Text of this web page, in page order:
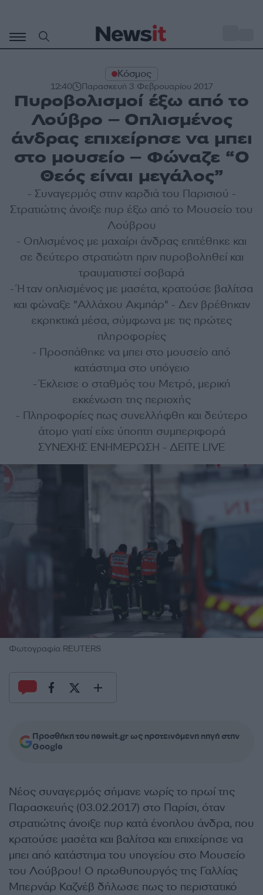
περιεχόμενο
Κόσμος
12:40 Παρασκευή 3 Φεβρουαρίου 2017
Πυροβολισμοί έξω από το
Λούβρο – Οπλισμένος
άνδρας επιχείρησε να μπει
στο μουσείο – Φώναζε “Ο
Θεός είναι μεγάλος”
- Συναγερμός στην καρδιά του Παρισιού -
Στρατιώτης άνοιξε πυρ έξω από το Μουσείο του
Λούβρου
- Οπλισμένος με μαχαίρι άνδρας επιτέθηκε και
σε δεύτερο στρατιώτη πριν πυροβοληθεί και
τραυματιστεί σοβαρά
- Ήταν οπλισμένος με μασέτα, κρατούσε βαλίτσα
και φώναξε "Αλλάχου Ακμπάρ" - Δεν βρέθηκαν
εκρηκτικά μέσα, σύμφωνα με τις πρώτες
πληροφορίες
- Προσπάθηκε να μπει στο μουσείο από
κατάστημα στο υπόγειο
- Έκλεισε ο σταθμός του Μετρό, μερική
εκκένωση της περιοχής
- Πληροφορίες πως συνελλήφθη και δεύτερο
άτομο γιατί είχε ύποπτη συμπεριφορά
ΣΥΝΕΧΗΣ ΕΝΗΜΕΡΩΣΗ - ΔΕΙΤΕ LIVE
Φωτογραφία REUTERS
Προσθήκη του newsit.gr ως προτεινόμενη πηγή στην
Google
Νέος συναγερμός σήμανε νωρίς το πρωί της
Παρασκευής (03.02.2017) στο Παρίσι, όταν
στρατιώτης άνοιξε πυρ κατά ένοπλου άνδρα, που
κρατούσε μασέτα και βαλίτσα και επιχείρησε να
μπει από κατάστημα του υπογείου στο Μουσείο
του Λούβρου! Ο πρωθυπουργός της Γαλλίας
Μπερνάρ Καζνέβ δήλωσε πως το περιστατικό